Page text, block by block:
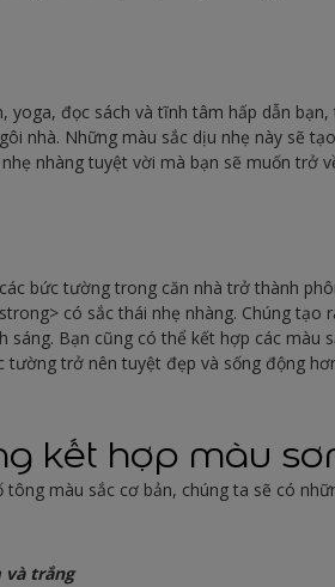
yoga, đọc sách và tĩnh tâm hấp dẫn
nhà. Những màu sắc dịu nhẹ này sẽ
nhàng tuyệt vời mà bạn sẽ muốn trở
bức tường trong căn nhà trở thành
có sắc thái nhẹ nhàng. Chúng tạo
sáng. Bạn cũng có thể kết hợp các màu
tường trở nên tuyệt đẹp và sống động
kết hợp màu
tông màu sắc cơ bản, chúng ta sẽ có
và trắng